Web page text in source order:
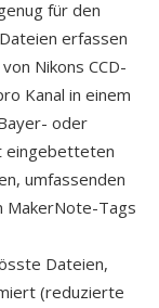
für den
erfassen
Nikons CCD-
Kanal in einem
oder
eingebetteten
umfassenden
MakerNote-Tags
Dateien,
(reduzierte